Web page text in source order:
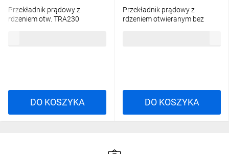
Przekładnik prądowy z
rdzeniem otw. TRA230
DO KOSZYKA
Przekładnik prądowy z
rdzeniem otwieranym bez
DO KOSZYKA